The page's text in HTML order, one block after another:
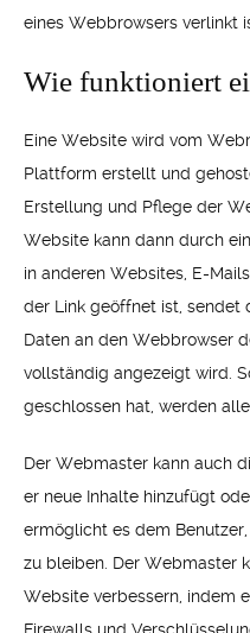
eines Webbrowsers verlinkt
Wie funktioniert
Eine Website wird vom
Plattform erstellt und
Erstellung und Pflege der
Website kann dann durch
in anderen Websites, E-
der Link geöffnet ist, sendet
Daten an den Webbrowser
vollständig angezeigt wird.
geschlossen hat, werden
Der Webmaster kann auch
er neue Inhalte hinzufügt
ermöglicht es dem
zu bleiben. Der Webmaster
Website verbessern, indem